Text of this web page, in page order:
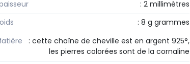
: 2 millimètres
: 8 g grammes
: cette chaîne de cheville est en argent 925°,
les pierres colorées sont de la cornaline